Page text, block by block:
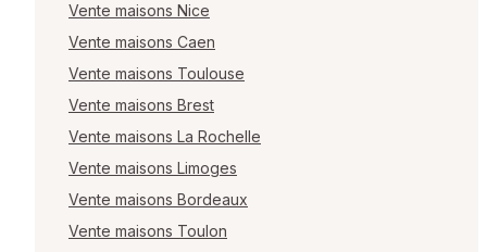
Vente maisons Nice
Vente maisons Caen
Vente maisons Toulouse
Vente maisons Brest
Vente maisons La Rochelle
Vente maisons Limoges
Vente maisons Bordeaux
Vente maisons Toulon